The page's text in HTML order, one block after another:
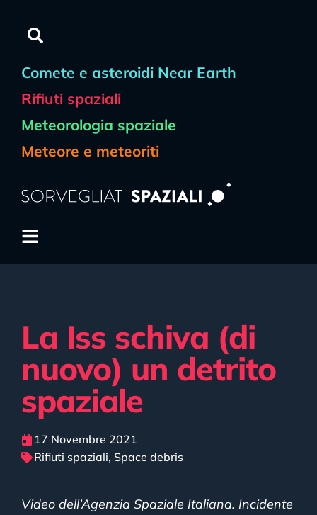
Comete e asteroidi Near Earth
Rifiuti spaziali
Meteorologia spaziale
Meteore e meteoriti
La Iss schiva (di
nuovo) un detrito
spaziale
17 Novembre 2021
Rifiuti spaziali, Space debris
Video dell’Agenzia Spaziale Italiana. Incidente